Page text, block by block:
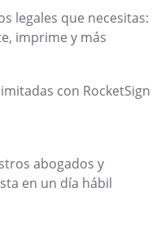
legales que necesitas:
imprime y más
con RocketSign
abogados y
en un día hábil